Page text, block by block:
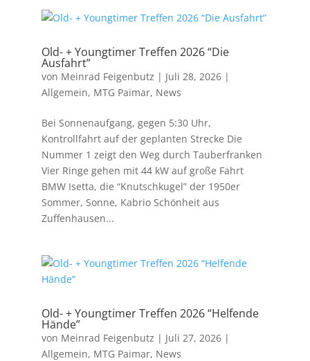
Old- + Youngtimer Treffen 2026 “Die
Ausfahrt”
von Meinrad Feigenbutz | Juli 28, 2026|
Allgemein, MTG Paimar, News
Bei Sonnenaufgang, gegen 5:30 Uhr,
Kontrollfahrt auf der geplanten Strecke Die
Nummer 1 zeigt den Weg durch Tauberfranken
Vier Ringe gehen mit 44 kW auf große Fahrt
BMW Isetta, die “Knutschkugel” der 1950er
Sommer, Sonne, Kabrio Schönheit aus
Zuffenhausen...
Old- + Youngtimer Treffen 2026 “Helfende
Hände”
von Meinrad Feigenbutz | Juli 27, 2026|
Allgemein, MTG Paimar, News